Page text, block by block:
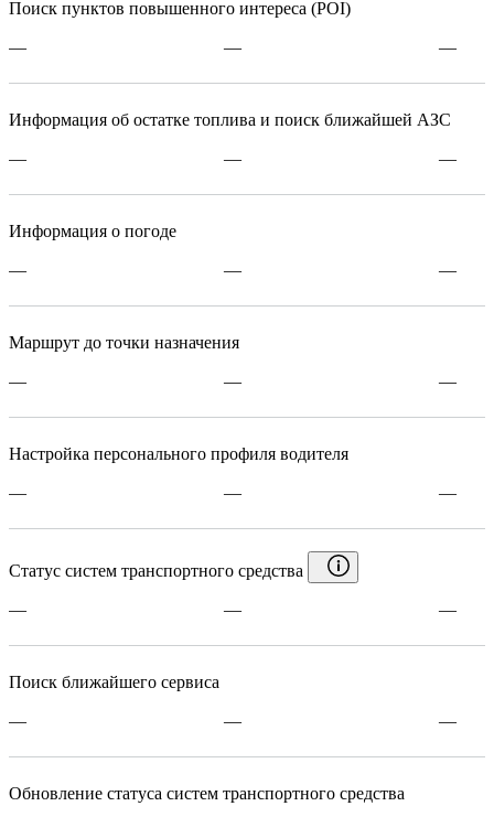
Поиск пунктов повышенного интереса (POI)
— — —
Информация об остатке топлива и поиск ближайшей AЗС
— — —
Информация о погоде
— — —
Маршрут до точки назначения
— — —
Настройка персонального профиля водителя
— — —
Статус систем транспортного средства
— — —
Поиск ближайшего сервиса
— — —
Обновление статуса систем транспортного средства